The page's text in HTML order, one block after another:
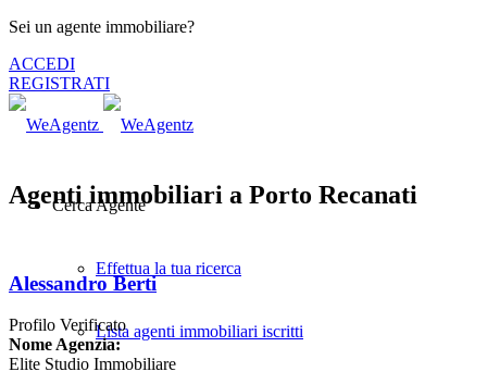
Sei un agente immobiliare?
ACCEDI
REGISTRATI
Cerca Agente
Effettua la tua ricerca
Lista agenti immobiliari iscritti
Agenti immobiliari a Porto Recanati
Alessandro Berti
Profilo Verificato
Nome Agenzia:
Elite Studio Immobiliare